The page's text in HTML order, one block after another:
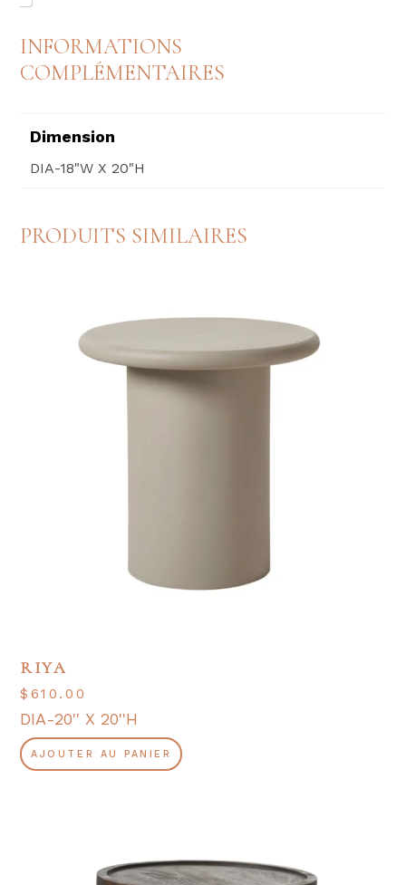
INFORMATIONS
COMPLÉMENTAIRES
Dimension
DIA-18"W X 20"H
PRODUITS SIMILAIRES
RIYA
$ 610.00
DIA-20'' X 20''H
AJOUTER AU PANIER